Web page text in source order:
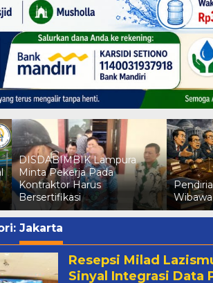
DISDABIMBIK Lampura
Minta Pekerja Pada
Kontraktor Harus
Bersertifikasi
Jakarta
Resepsi Milad
Sinyal Integrasi Data